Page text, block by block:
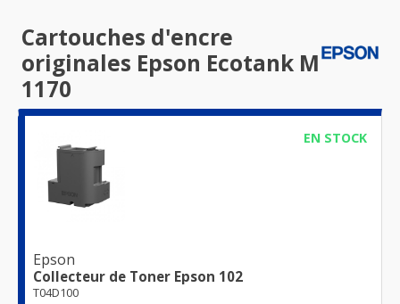
Cartouches d'encre
originales Epson Ecotank M
1170
EN STOCK
Epson
Collecteur de Toner Epson 102
T04D100